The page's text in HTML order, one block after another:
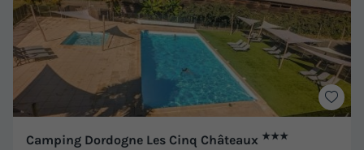
Camping Dordogne Les Cinq Châteaux ★★★